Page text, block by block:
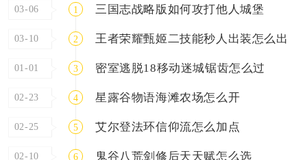
03-06 1 三国志战略版如何攻打他人城堡
03-10 2 王者荣耀甄姬二技能秒人出装怎么出
01-01 3 密室逃脱18移动迷城锯齿怎么过
02-23 4 星露谷物语海滩农场怎么开
02-25 5 艾尔登法环信仰流怎么加点
02-10 6 鬼谷八荒剑修后天天赋怎么选